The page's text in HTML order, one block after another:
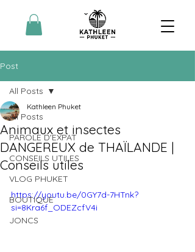
Post
All Posts
PAROLE D'EXPAT
CONSEILS UTILES
VLOG PHUKET
BOUTIQUE
JONCS
All Posts
Animaux et insectes
DANGEREUX de THAÏLANDE |
Conseils utiles
Kathleen Phuket
https://youtu.be/0GY7d-7HTnk?
si=8Kra6f_ODEZcfV4i